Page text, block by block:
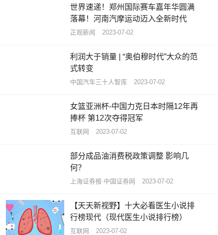
世界速递！郑州国际赛车嘉年华圆满
落幕！河南汽摩运动迈入全新时代
正观新闻 2023-07-02
利润大于销量 | “奥伯穆时代”大众的范
式转变
中国汽车三十人智库 2023-07-02
女篮亚洲杯-中国力克日本时隔12年再
捧杯 第12次夺得冠军
互联网 2023-07-02
部分成品油消费税政策调整 影响几
何？
上海证券报·中国证券网 2023-07-02
【天天新视野】十大必看医生小说排
行榜现代（现代医生小说排行榜）
互联网 2023-07-02